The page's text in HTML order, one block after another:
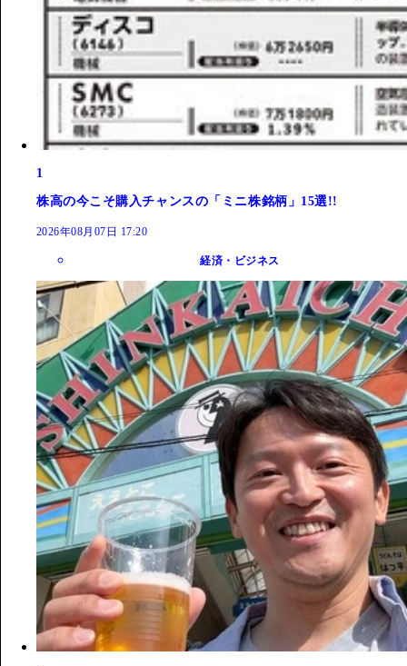
1
株高の今こそ購入チャンスの「ミニ株銘柄」15選!!
2026年08月07日 17:20
経済・ビジネス